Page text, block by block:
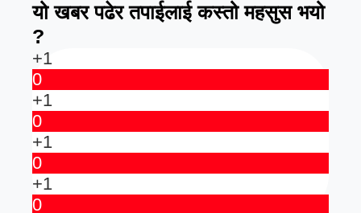
यो खबर पढेर तपाईलाई कस्तो महसुस भयो
?
+1
0
+1
0
+1
0
+1
0